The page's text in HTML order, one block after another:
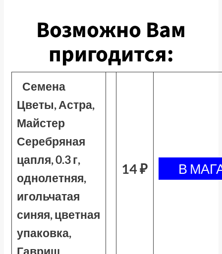
Возможно Вам
пригодится:
Семена
Цветы, Астра,
Майстер
Серебряная
цапля, 0.3 г,
однолетняя,
игольчатая
синяя, цветная
упаковка,
Гавриш
14 ₽